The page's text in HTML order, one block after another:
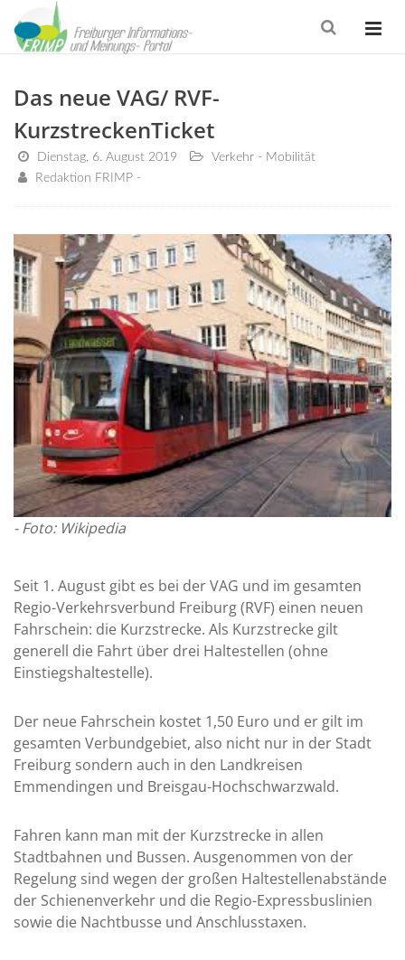
Das neue VAG/ RVF-
KurzstreckenTicket
Dienstag, 6. August 2019
Verkehr - Mobilität
Redaktion FRIMP -
- Foto: Wikipedia
Seit 1. August gibt es bei der VAG und im gesamten
Regio-Verkehrsverbund Freiburg (RVF) einen neuen
Fahrschein: die Kurzstrecke. Als Kurzstrecke gilt
generell die Fahrt über drei Haltestellen (ohne
Einstiegshaltestelle).
Der neue Fahrschein kostet 1,50 Euro und er gilt im
gesamten Verbundgebiet, also nicht nur in der Stadt
Freiburg sondern auch in den Landkreisen
Emmendingen und Breisgau-Hochschwarzwald.
Fahren kann man mit der Kurzstrecke in allen
Stadtbahnen und Bussen. Ausgenommen von der
Regelung sind wegen der großen Haltestellenabstände
der Schienenverkehr und die Regio-Expressbuslinien
sowie die Nachtbusse und Anschlusstaxen.